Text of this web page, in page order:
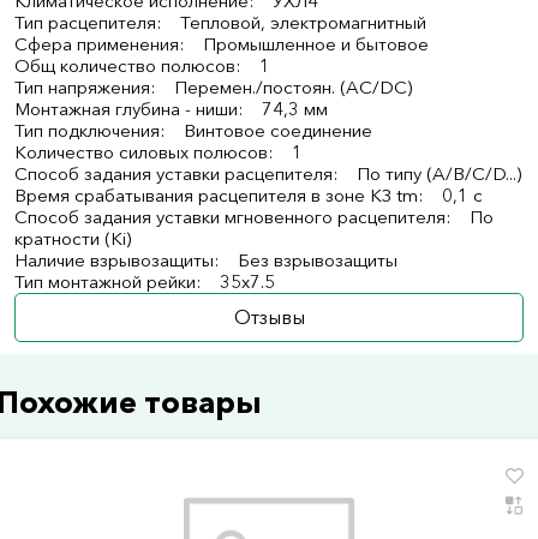
Тип расцепителя: Тепловой, электромагнитный
Сфера применения: Промышленное и бытовое
Общ количество полюсов: 1
Тип напряжения: Перемен./постоян. (AC/DC)
Монтажная глубина - ниши: 74,3 мм
Тип подключения: Винтовое соединение
Количество силовых полюсов: 1
Способ задания уставки расцепителя: По типу (A/B/C/D...)
Время срабатывания расцепителя в зоне КЗ tm: 0,1 с
Способ задания уставки мгновенного расцепителя: По
кратности (Ki)
Наличие взрывозащиты: Без взрывозащиты
Тип монтажной рейки: 35x7.5
Отзывы
товары